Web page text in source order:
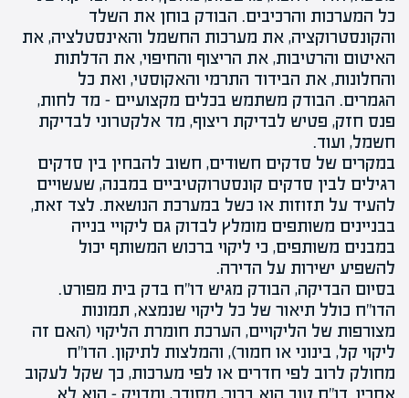
כל המערכות והרכיבים. הבודק בוחן את השלד
והקונסטרוקציה, את מערכות החשמל והאינסטלציה, את
האיטום והרטיבות, את הריצוף והחיפוי, את הדלתות
והחלונות, את הבידוד התרמי והאקוסטי, ואת כל
הגמרים. הבודק משתמש בכלים מקצועיים – מד לחות,
פנס חזק, פטיש לבדיקת ריצוף, מד אלקטרוני לבדיקת
חשמל, ועוד.
במקרים של סדקים חשודים, חשוב להבחין בין סדקים
רגילים לבין סדקים קונסטרוקטיביים במבנה, שעשויים
להעיד על תזוזות או כשל במערכת הנושאת. לצד זאת,
בבניינים משותפים מומלץ לבדוק גם ליקויי בנייה
במבנים משותפים, כי ליקוי ברכוש המשותף יכול
להשפיע ישירות על הדירה.
בסיום הבדיקה, הבודק מגיש דו"ח בדק בית מפורט.
הדו"ח כולל תיאור של כל ליקוי שנמצא, תמונות
מצורפות של הליקויים, הערכת חומרת הליקוי (האם זה
ליקוי קל, בינוני או חמור), והמלצות לתיקון. הדו"ח
מחולק לרוב לפי חדרים או לפי מערכות, כך שקל לעקוב
אחריו. דו"ח טוב הוא ברור, מסודר, ומדויק – הוא לא